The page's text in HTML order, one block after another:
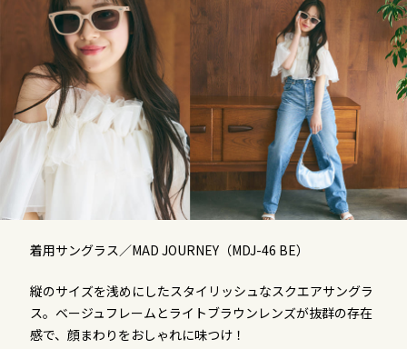
着用サングラス／MAD JOURNEY（MDJ-46 BE）
縦のサイズを浅めにしたスタイリッシュなスクエアサングラ
ス。ベージュフレームとライトブラウンレンズが抜群の存在
感で、顔まわりをおしゃれに味つけ！